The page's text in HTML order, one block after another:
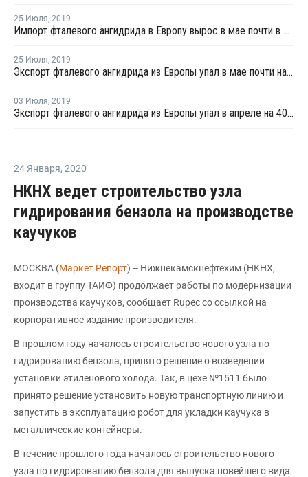
25 Июля, 2019
Импорт фталевого ангидрида в Европу вырос в мае почти в 2 раза - Евростат
25 Июля, 2019
Экспорт фталевого ангидрида из Европы упал в мае почти на 43% - Евростат
03 Июля, 2019
Экспорт фталевого ангидрида из Европы упал в апреле на 40,4% - Евростат
24 Января, 2020
НКНХ ведет строительство узла
гидрирования бензола на производстве
каучуков
МОСКВА (Маркет Репорт) -- Нижнекамскнефтехим (НКНХ,
входит в группу ТАИФ) продолжает работы по модернизации
производства каучуков, сообщает Rupec со ссылкой на
корпоративное издание производителя.
В прошлом году началось строительство нового узла по
гидрированию бензола, принято решение о возведении
установки этиленового холода. Так, в цехе №1511 было
принято решение установить новую транспортную линию и
запустить в эксплуатацию робот для укладки каучука в
металлические контейнеры.
В течение прошлого года началось строительство нового
узла по гидрированию бензола для выпуска новейшего вида